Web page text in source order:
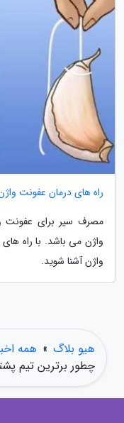
راه های درمان عفونت
مصرف سیر برای عفونت
واژن می باشد. با راه
واژن آشنا شوید.
هیو بلاگ » همه
چطور برترین تیم